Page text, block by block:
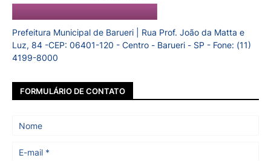
Prefeitura Municipal de Barueri | Rua Prof. João da Matta e
Luz, 84 -CEP: 06401-120 - Centro - Barueri - SP - Fone: (11)
4199-8000
FORMULÁRIO DE CONTATO